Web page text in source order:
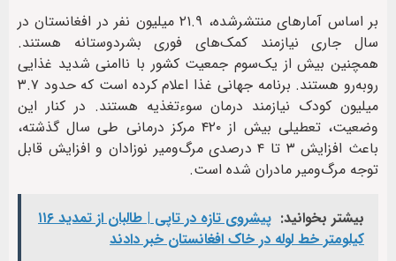
بر اساس آمارهای منتشرشده، ۲۱.۹ میلیون نفر در افغانستان در
سال جاری نیازمند کمک‌های فوری بشردوستانه هستند.
همچنین بیش از یک‌سوم جمعیت کشور با ناامنی شدید غذایی
روبه‌رو هستند. برنامه جهانی غذا اعلام کرده است که حدود ۳.۷
میلیون کودک نیازمند درمان سوءتغذیه هستند. در کنار این
وضعیت، تعطیلی بیش از ۴۲۰ مرکز درمانی طی سال گذشته،
باعث افزایش ۳ تا ۴ درصدی مرگ‌ومیر نوزادان و افزایش قابل
توجه مرگ‌ومیر مادران شده است.
بیشتر بخوانید:
پیشروی تازه در تاپی | طالبان از تمدید ۱۱۶
کیلومتر خط لوله در خاک افغانستان خبر دادند